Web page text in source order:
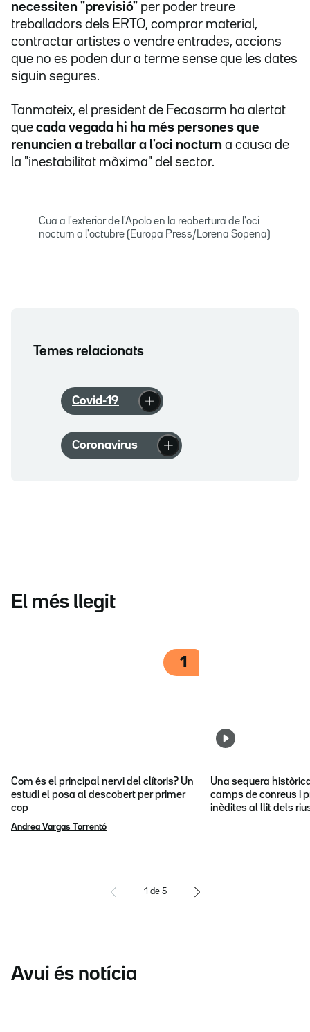
necessiten "previsió" per poder treure
treballadors dels ERTO, comprar material,
contractar artistes o vendre entrades, accions
que no es poden dur a terme sense que les dates
siguin segures.
Tanmateix, el president de Fecasarm ha alertat
que cada vegada hi ha més persones que
renuncien a treballar a l'oci nocturn a causa de
la "inestabilitat màxima" del sector.
Cua a l'exterior de l'Apolo en la reobertura de l'oci
nocturn a l'octubre (Europa Press/Lorena Sopena)
Temes relacionats
Covid-19
Coronavirus
El més llegit
1
Com és el principal nervi del clítoris? Un
estudi el posa al descobert per primer
cop
Andrea Vargas Torrentó
Una sequera
camps de conreus i
inèdites al llit dels
1 de 5
Avui és notícia